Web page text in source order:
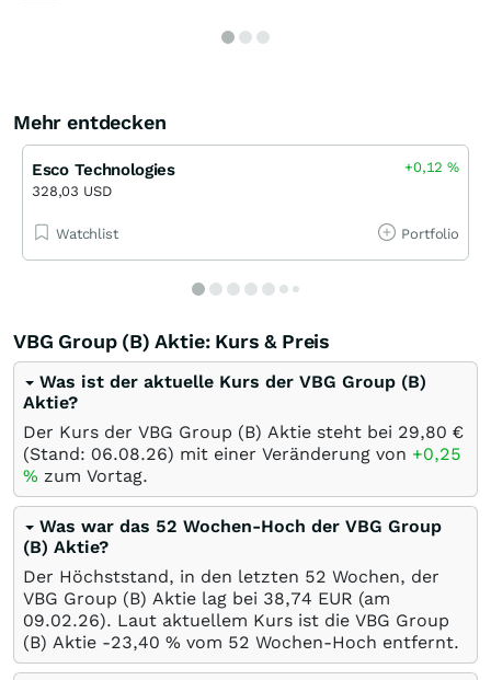
Mehr entdecken
Esco Technologies
328,03 USD
+0,12%
Watchlist Portfolio
VBG Group (B) Aktie: Kurs & Preis
Was ist der aktuelle Kurs der VBG Group (B)
Aktie?
Der Kurs der VBG Group (B) Aktie steht bei 29,80 €
(Stand: 06.08.26) mit einer Veränderung von +0,25
% zum Vortag.
Was war das 52 Wochen-Hoch der VBG Group
(B) Aktie?
Der Höchststand, in den letzten 52 Wochen, der
VBG Group (B) Aktie lag bei 38,74 EUR (am
09.02.26). Laut aktuellem Kurs ist die VBG Group
(B) Aktie -23,40 % vom 52 Wochen-Hoch entfernt.